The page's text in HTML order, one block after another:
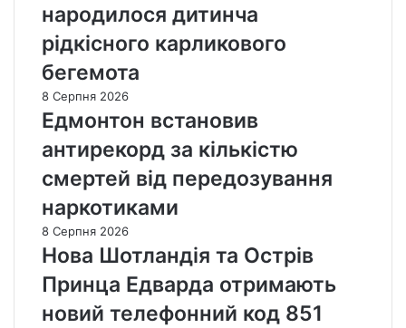
народилося дитинча
рідкісного карликового
бегемота
8 Серпня 2026
Едмонтон встановив
антирекорд за кількістю
смертей від передозування
наркотиками
8 Серпня 2026
Нова Шотландія та Острів
Принца Едварда отримають
новий телефонний код 851